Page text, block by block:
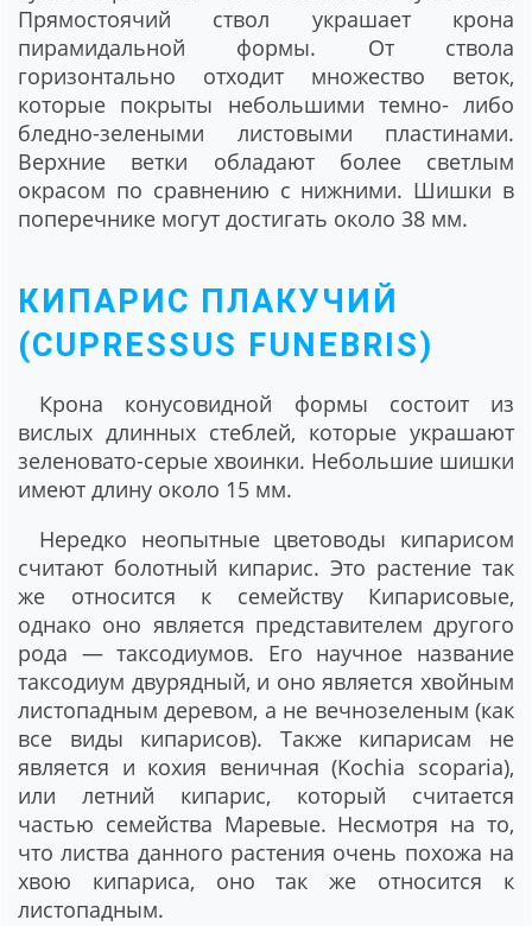
Прямостоячий ствол украшает крона
пирамидальной формы. От ствола
горизонтально отходит множество веток,
которые покрыты небольшими темно- либо
бледно-зелеными листовыми пластинами.
Верхние ветки обладают более светлым
окрасом по сравнению с нижними. Шишки в
поперечнике могут достигать около 38 мм.
КИПАРИС ПЛАКУЧИЙ
(CUPRESSUS FUNEBRIS)
Крона конусовидной формы состоит из
вислых длинных стеблей, которые украшают
зеленовато-серые хвоинки. Небольшие шишки
имеют длину около 15 мм.
Нередко неопытные цветоводы кипарисом
считают болотный кипарис. Это растение так
же относится к семейству Кипарисовые,
однако оно является представителем другого
рода ― таксодиумов. Его научное название
таксодиум двурядный, и оно является хвойным
листопадным деревом, а не вечнозеленым (как
все виды кипарисов). Также кипарисам не
является и кохия веничная (Kochia scoparia),
или летний кипарис, который считается
частью семейства Маревые. Несмотря на то,
что листва данного растения очень похожа на
хвою кипариса, оно так же относится к
листопадным.